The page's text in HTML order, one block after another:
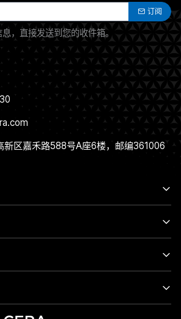
订阅
，直接发送到您的收件箱。
新区嘉禾路588号A座6楼，邮编361006